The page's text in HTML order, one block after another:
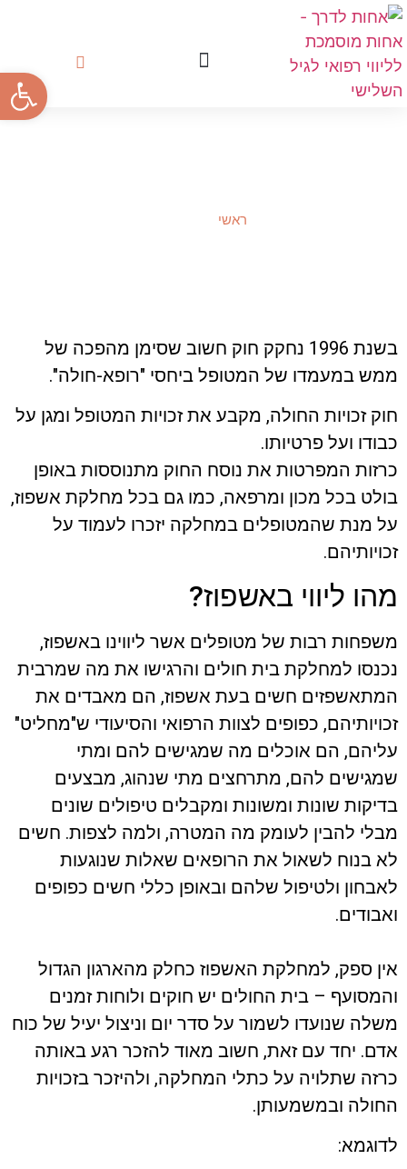
ראשי
בשנת 1996 נחקק חוק חשוב שסימן מהפכה של
ממש במעמדו של המטופל ביחסי "רופא-חולה".
חוק זכויות החולה, מקבע את זכויות המטופל ומגן על
כבודו ועל פרטיותו.
כרזות המפרטות את נוסח החוק מתנוססות באופן
בולט בכל מכון ומרפאה, כמו גם בכל מחלקת אשפוז,
על מנת שהמטופלים במחלקה יזכרו לעמוד על
זכויותיהם.
מהו ליווי באשפוז?
משפחות רבות של מטופלים אשר ליווינו באשפוז,
נכנסו למחלקת בית חולים והרגישו את מה שמרבית
המתאשפזים חשים בעת אשפוז, הם מאבדים את
זכויותיהם, כפופים לצוות הרפואי והסיעודי ש"מחליט"
עליהם, הם אוכלים מה שמגישים להם ומתי
שמגישים להם, מתרחצים מתי שנהוג, מבצעים
בדיקות שונות ומשונות ומקבלים טיפולים שונים
מבלי להבין לעומק מה המטרה, ולמה לצפות. חשים
לא בנוח לשאול את הרופאים שאלות שנוגעות
לאבחון ולטיפול שלהם ובאופן כללי חשים כפופים
ואבודים.
אין ספק, למחלקת האשפוז כחלק מהארגון הגדול
והמסועף – בית החולים יש חוקים ולוחות זמנים
משלה שנועדו לשמור על סדר יום וניצול יעיל של כוח
אדם. יחד עם זאת, חשוב מאוד להזכר רגע באותה
כרזה שתלויה על כתלי המחלקה, ולהיזכר בזכויות
החולה ובמשמעותן.
לדוגמא:
פתח